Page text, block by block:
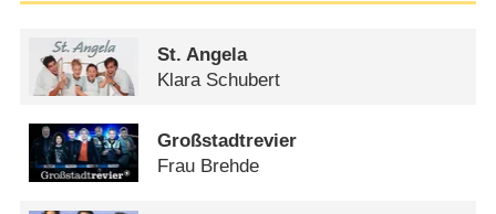
St. Angela
Klara Schubert
Großstadtrevier
Frau Brehde